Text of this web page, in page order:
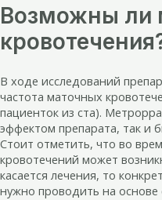
Возможны ли
В ходе исследований
частота маточных
пациенток из ста).
эффектом препарата, так и
Стоит отметить, что во
кровотечений может
касается лечения, то
нужно проводить на основе